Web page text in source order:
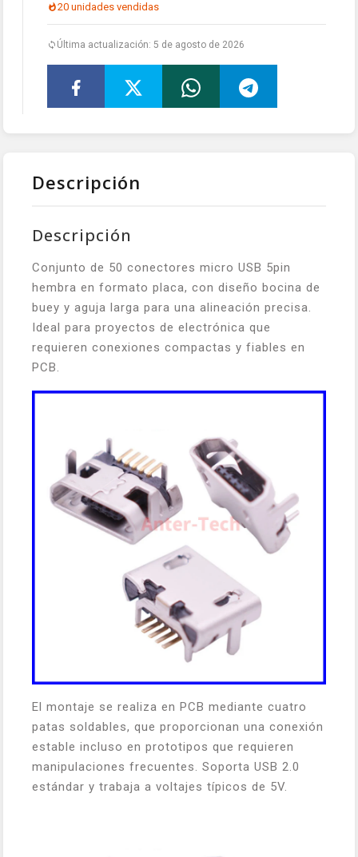
20 unidades vendidas
Última actualización: 5 de agosto de 2026
Descripción
Descripción
Conjunto de 50 conectores micro USB 5pin
hembra en formato placa, con diseño bocina de
buey y aguja larga para una alineación precisa.
Ideal para proyectos de electrónica que
requieren conexiones compactas y fiables en
PCB.
El montaje se realiza en PCB mediante cuatro
patas soldables, que proporcionan una conexión
estable incluso en prototipos que requieren
manipulaciones frecuentes. Soporta USB 2.0
estándar y trabaja a voltajes típicos de 5V.